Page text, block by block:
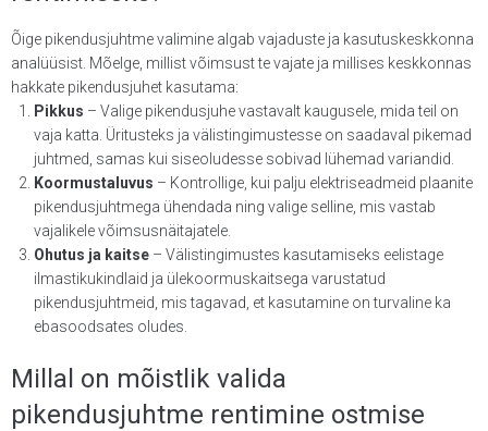
Õige pikendusjuhtme valimine algab vajaduste ja kasutuskeskkonna
analüüsist. Mõelge, millist võimsust te vajate ja millises keskkonnas
hakkate pikendusjuhet kasutama:
Pikkus – Valige pikendusjuhe vastavalt kaugusele, mida teil on
vaja katta. Üritusteks ja välistingimustesse on saadaval pikemad
juhtmed, samas kui siseoludesse sobivad lühemad variandid.
Koormustaluvus – Kontrollige, kui palju elektriseadmeid plaanite
pikendusjuhtmega ühendada ning valige selline, mis vastab
vajalikele võimsusnäitajatele.
Ohutus ja kaitse – Välistingimustes kasutamiseks eelistage
ilmastikukindlaid ja ülekoormuskaitsega varustatud
pikendusjuhtmeid, mis tagavad, et kasutamine on turvaline ka
ebasoodsates oludes.
Millal on mõistlik valida
pikendusjuhtme rentimine ostmise